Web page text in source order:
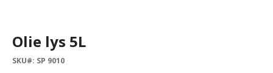
Olie lys 5L
SKU#: SP 9010